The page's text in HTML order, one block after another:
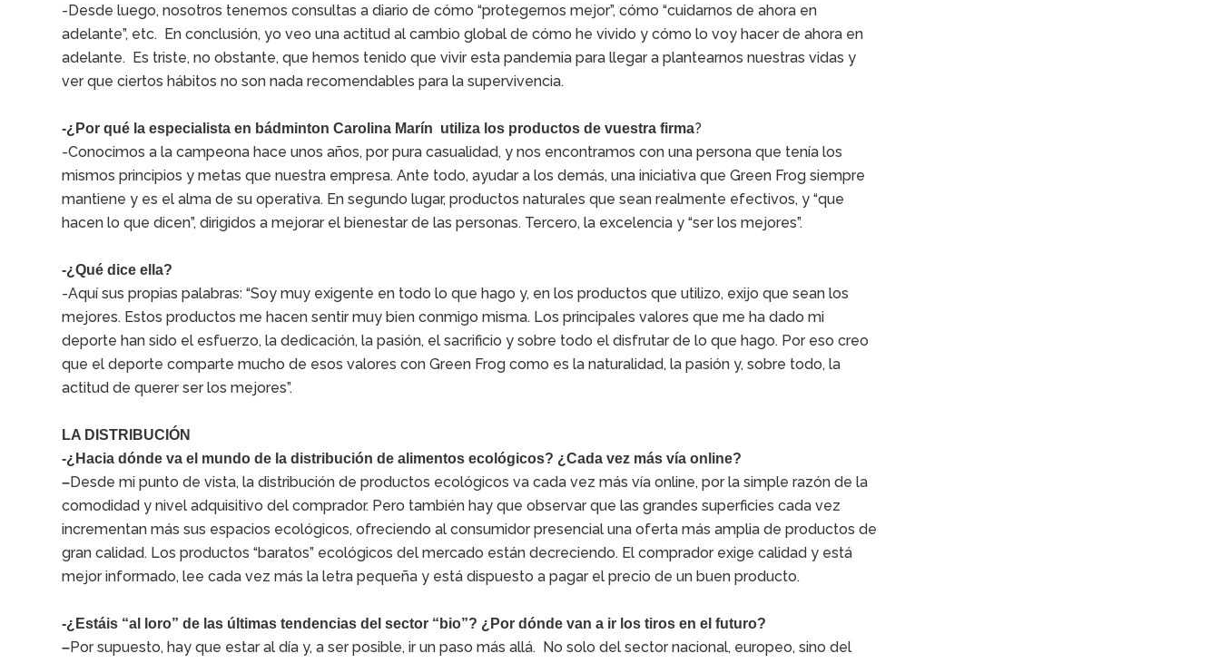
-Desde luego, nosotros tenemos consultas a diario de cómo “protegernos mejor”, cómo “cuidarnos de ahora en
adelante”, etc. En conclusión, yo veo una actitud al cambio global de cómo he vivido y cómo lo voy hacer de ahora en
adelante. Es triste, no obstante, que hemos tenido que vivir esta pandemia para llegar a plantearnos nuestras vidas y
ver que ciertos hábitos no son nada recomendables para la supervivencia.
-¿Por qué la especialista en bádminton Carolina Marín utiliza los productos de vuestra firma?
-Conocimos a la campeona hace unos años, por pura casualidad, y nos encontramos con una persona que tenía los
mismos principios y metas que nuestra empresa. Ante todo, ayudar a los demás, una iniciativa que Green Frog siempre
mantiene y es el alma de su operativa. En segundo lugar, productos naturales que sean realmente efectivos, y “que
hacen lo que dicen”, dirigidos a mejorar el bienestar de las personas. Tercero, la excelencia y “ser los mejores”.
-¿Qué dice ella?
-Aquí sus propias palabras: “Soy muy exigente en todo lo que hago y, en los productos que utilizo, exijo que sean los
mejores. Estos productos me hacen sentir muy bien conmigo misma. Los principales valores que me ha dado mi
deporte han sido el esfuerzo, la dedicación, la pasión, el sacrificio y sobre todo el disfrutar de lo que hago. Por eso creo
que el deporte comparte mucho de esos valores con Green Frog como es la naturalidad, la pasión y, sobre todo, la
actitud de querer ser los mejores”.
LA DISTRIBUCIÓN
-¿Hacia dónde va el mundo de la distribución de alimentos ecológicos? ¿Cada vez más vía online?
–Desde mi punto de vista, la distribución de productos ecológicos va cada vez más vía online, por la simple razón de la
comodidad y nivel adquisitivo del comprador. Pero también hay que observar que las grandes superficies cada vez
incrementan más sus espacios ecológicos, ofreciendo al consumidor presencial una oferta más amplia de productos de
gran calidad. Los productos “baratos” ecológicos del mercado están decreciendo. El comprador exige calidad y está
mejor informado, lee cada vez más la letra pequeña y está dispuesto a pagar el precio de un buen producto.
-¿Estáis “al loro” de las últimas tendencias del sector “bio”? ¿Por dónde van a ir los tiros en el futuro?
–Por supuesto, hay que estar al día y, a ser posible, ir un paso más allá. No solo del sector nacional, europeo, sino del